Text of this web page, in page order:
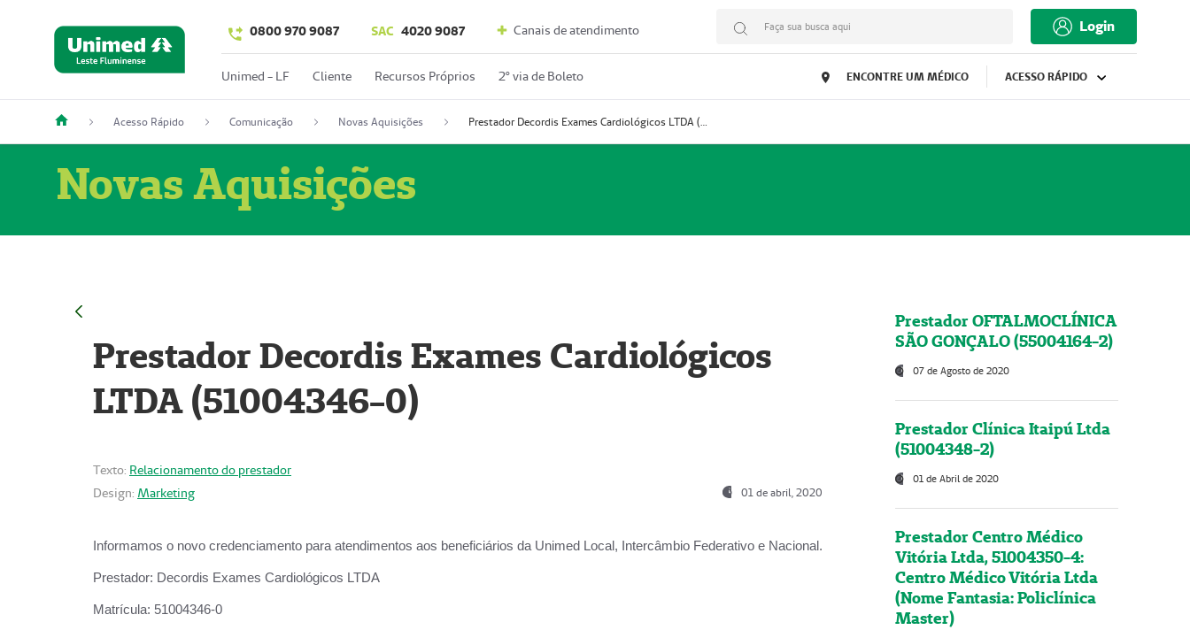
0800 970 9087 SAC 4020 9087 Canais de atendimento Faça sua busca aqui Login
Unimed - LF Cliente Recursos Próprios 2º via de Boleto ENCONTRE UM MÉDICO ACESSO RÁPIDO
Acesso Rápido Comunicação Novas Aquisições Prestador Decordis Exames Cardiológicos LTDA (51004346-0)
Novas Aquisições
Prestador Decordis Exames Cardiológicos
LTDA (51004346-0)
Texto: Relacionamento do prestador
Design: Marketing 01 de abril, 2020
Informamos o novo credenciamento para atendimentos aos beneficiários da Unimed Local, Intercâmbio Federativo e Nacional.
Prestador: Decordis Exames Cardiológicos LTDA
Matrícula: 51004346-0
Prestador OFTALMOCLÍNICA
SÃO GONÇALO (55004164-2)
07 de Agosto de 2020
Prestador Clínica Itaipú Ltda
(51004348-2)
01 de Abril de 2020
Prestador Centro Médico
Vitória Ltda, 51004350-4:
Centro Médico Vitória Ltda
(Nome Fantasia: Policlínica
Master)